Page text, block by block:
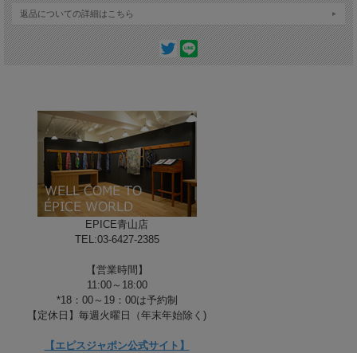
G-VIOLET
返品についての詳細はこちら
EPICE青山店
TEL:03-6427-2385
【営業時間】
11:00～18:00
*18：00～19：00は予約制
【定休日】毎週火曜日（年末年始除く)
【エピスジャポン公式サイト】